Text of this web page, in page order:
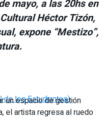
de los Estudiantes)
mayo, a las 20hs en
Héctor Tizón,
expone “Mestizo”,
un espacio de gestión
el artista regresa al ruedo